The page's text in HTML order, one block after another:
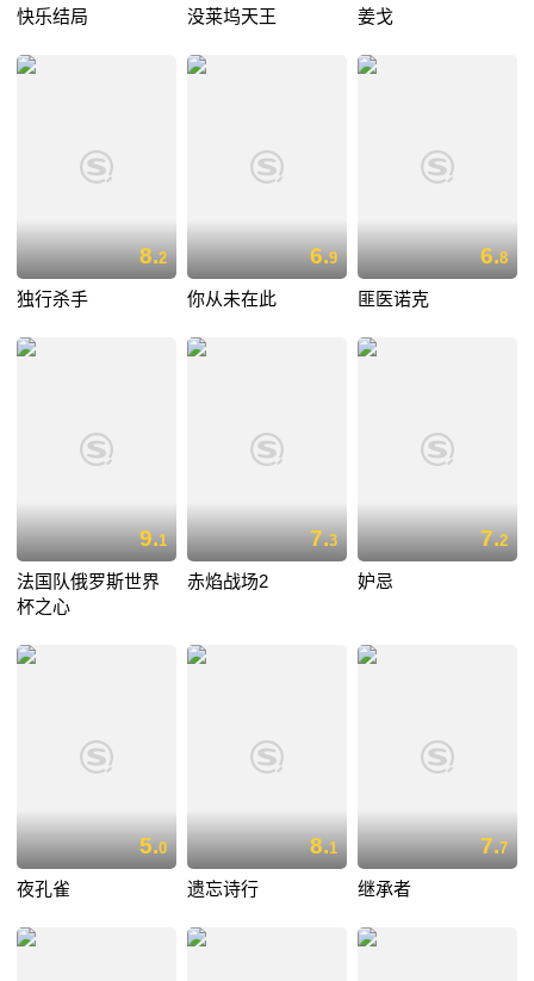
快乐结局 没莱坞天王 姜戈
8.2
独行杀手
6.9
你从未在此
6.8
匪医诺克
9.1
法国队俄罗斯世界
杯之心
7.3
赤焰战场2
7.2
妒忌
5.0
夜孔雀
8.1
遗忘诗行
7.7
继承者